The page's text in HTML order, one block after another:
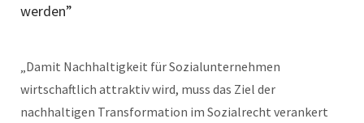
werden”
„Damit Nachhaltigkeit für Sozialunternehmen
wirtschaftlich attraktiv wird, muss das Ziel der
nachhaltigen Transformation im Sozialrecht verankert